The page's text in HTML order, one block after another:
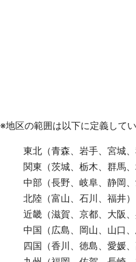
※地区の範囲は以下に定義してい
東北（青森、岩手、宮城
関東（茨城、栃木、群馬
中部（長野、岐阜、静岡、
北陸（富山、石川、福井）
近畿（滋賀、京都、大阪
中国（広島、岡山、山口、
四国（香川、徳島、愛媛、